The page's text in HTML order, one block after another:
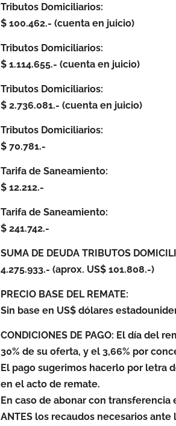
Tributos Domiciliarios:
$ 100.462.- (cuenta en juicio)
Tributos Domiciliarios:
$ 1.114.655.- (cuenta en juicio)
Tributos Domiciliarios:
$ 2.736.081.- (cuenta en juicio)
Tributos Domiciliarios:
$ 70.781.-
Tarifa de Saneamiento:
$ 12.212.-
Tarifa de Saneamiento:
$ 241.742.-
SUMA DE DEUDA TRIBUTOS
4.275.933.- (aprox. US$ 101.808.-)
PRECIO BASE DEL REMATE:
Sin base en US$ dólares
CONDICIONES DE PAGO: El día del
30% de su oferta, y el 3,66% por
El pago sugerimos hacerlo por letra
en el acto de remate.
En caso de abonar con
ANTES los recaudos necesarios